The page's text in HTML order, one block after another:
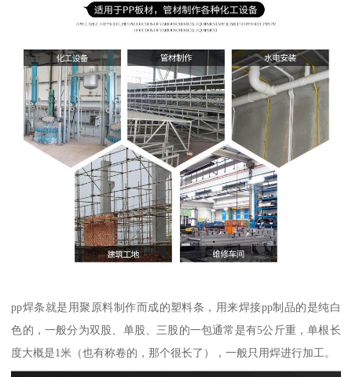
pp焊条就是用聚原料制作而成的塑料条，用来焊接pp制品的是纯白
色的，一般分为双股、单股、三股的一包通常是有5公斤重，单根长
度大概是1米（也有称卷的，那个很长了），一般只用焊进行加工。